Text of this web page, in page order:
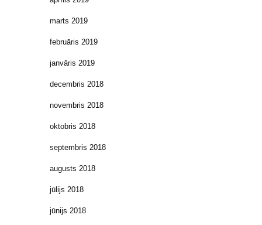
marts 2019
februāris 2019
janvāris 2019
decembris 2018
novembris 2018
oktobris 2018
septembris 2018
augusts 2018
jūlijs 2018
jūnijs 2018